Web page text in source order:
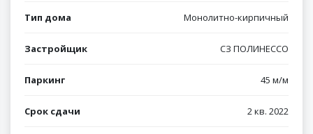
Тип дома Монолитно-кирпичный
Застройщик СЗ ПОЛИНЕССО
Паркинг 45 м/м
Срок сдачи 2 кв. 2022